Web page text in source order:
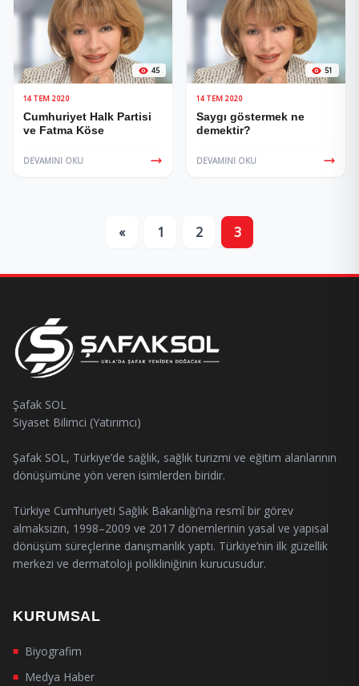
45
14 TEM 2020
Cumhuriyet Halk Partisi
ve Fatma Köse
DEVAMINI OKU
51
14 TEM 2020
Saygı göstermek ne
demektir?
DEVAMINI OKU
« 1 2 3
Şafak SOL
Siyaset Bilimci (Yatırımcı)
Şafak SOL, Türkiye’de sağlık, sağlık turizmi ve eğitim alanlarının
dönüşümüne yön veren isimlerden biridir.
Türkiye Cumhuriyeti Sağlık Bakanlığı’na resmî bir görev
almaksızın, 1998–2009 ve 2017 dönemlerinin yasal ve yapısal
dönüşüm süreçlerine danışmanlık yaptı. Türkiye’nin ilk güzellik
merkezi ve dermatoloji polikliniğinin kurucusudur.
KURUMSAL
■ Biyografim
■ Medya Haber